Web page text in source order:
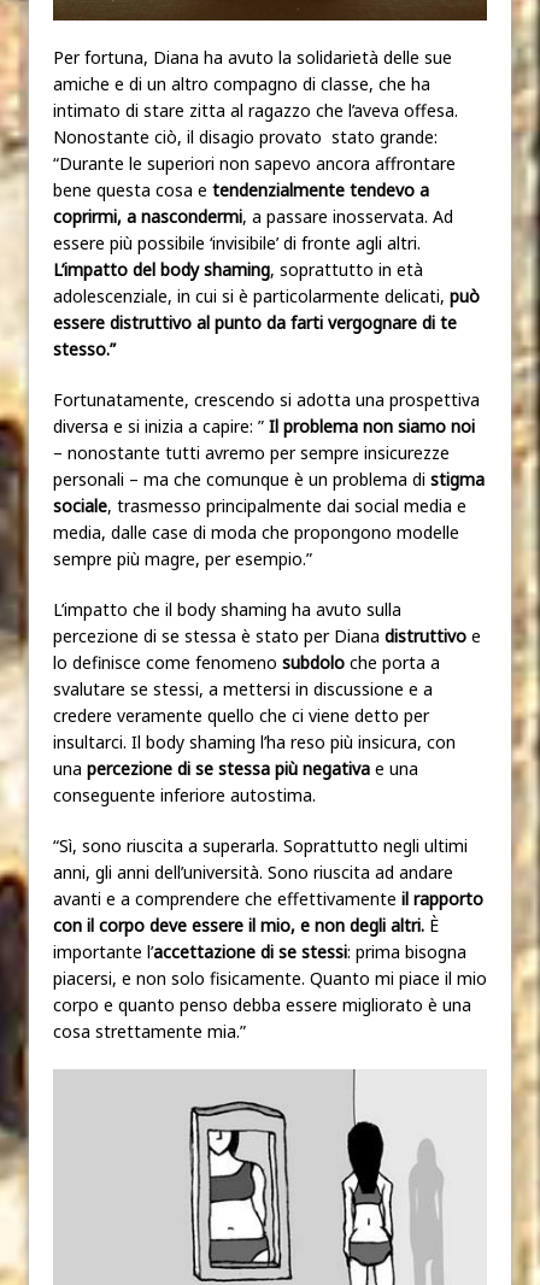
Per fortuna, Diana ha avuto la solidarietà delle sue
amiche e di un altro compagno di classe, che ha
intimato di stare zitta al ragazzo che l’aveva offesa.
Nonostante ciò, il disagio provato stato grande:
“Durante le superiori non sapevo ancora affrontare
bene questa cosa e tendenzialmente tendevo a
coprirmi, a nascondermi, a passare inosservata. Ad
essere più possibile ‘invisibile’ di fronte agli altri.
L’impatto del body shaming, soprattutto in età
adolescenziale, in cui si è particolarmente delicati, può
essere distruttivo al punto da farti vergognare di te
stesso.”
Fortunatamente, crescendo si adotta una prospettiva
diversa e si inizia a capire: ” Il problema non siamo noi
– nonostante tutti avremo per sempre insicurezze
personali – ma che comunque è un problema di stigma
sociale, trasmesso principalmente dai social media e
media, dalle case di moda che propongono modelle
sempre più magre, per esempio.”
L’impatto che il body shaming ha avuto sulla
percezione di se stessa è stato per Diana distruttivo e
lo definisce come fenomeno subdolo che porta a
svalutare se stessi, a mettersi in discussione e a
credere veramente quello che ci viene detto per
insultarci. Il body shaming l’ha reso più insicura, con
una percezione di se stessa più negativa e una
conseguente inferiore autostima.
“Sì, sono riuscita a superarla. Soprattutto negli ultimi
anni, gli anni dell’università. Sono riuscita ad andare
avanti e a comprendere che effettivamente il rapporto
con il corpo deve essere il mio, e non degli altri. È
importante l’accettazione di se stessi: prima bisogna
piacersi, e non solo fisicamente. Quanto mi piace il mio
corpo e quanto penso debba essere migliorato è una
cosa strettamente mia.”